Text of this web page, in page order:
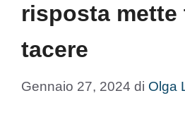
risposta mette
tacere
Gennaio 27, 2024 di Olga